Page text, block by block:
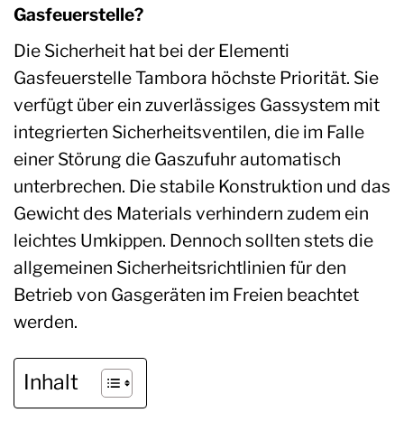
Gasfeuerstelle?
Die Sicherheit hat bei der Elementi
Gasfeuerstelle Tambora höchste Priorität. Sie
verfügt über ein zuverlässiges Gassystem mit
integrierten Sicherheitsventilen, die im Falle
einer Störung die Gaszufuhr automatisch
unterbrechen. Die stabile Konstruktion und das
Gewicht des Materials verhindern zudem ein
leichtes Umkippen. Dennoch sollten stets die
allgemeinen Sicherheitsrichtlinien für den
Betrieb von Gasgeräten im Freien beachtet
werden.
Inhalt